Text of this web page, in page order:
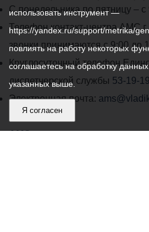
График
работы
администрации
местного
самоуправления
города
Владикавказ:
С понедельника по пятницу –
Телефон контакт-центра АМС
звонки принимаются с 9:00 до
Круглосуточный телефон
диспетчерской службы 53-19-19
Электронная почта:
Владикавказ
АМС
использовать инструмент —
https://yandex.ru/support/metrika/
повлиять на работу некоторых
соглашаетесь на обработку
указанных выше.
Я согласен